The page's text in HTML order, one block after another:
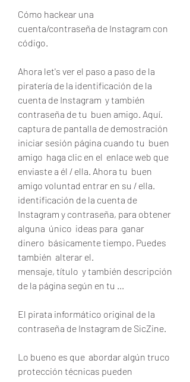
Cómo hackear una
cuenta/contraseña de Instagram con
código.
Ahora let's ver el paso a paso de la
piratería de la identificación de la
cuenta de Instagram  y también
contraseña de tu  buen amigo. Aquí.
captura de pantalla de demostración
iniciar sesión página cuando tu  buen
amigo  haga clic en el  enlace web que
enviaste a él / ella. Ahora tu  buen
amigo voluntad entrar en su / ella.
identificación de la cuenta de
Instagram y contraseña, para obtener
alguna  único  ideas para  ganar
dinero  básicamente tiempo. Puedes
también  alterar el.
mensaje, título  y también descripción
de la página según en tu ...
El pirata informático original de la
contraseña de Instagram de SicZine.
Lo bueno es que  abordar algún truco
protección técnicas pueden